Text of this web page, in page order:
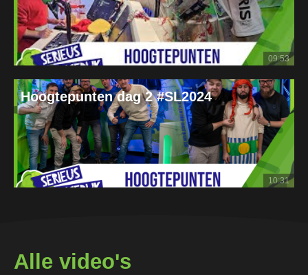
09:53
Hoogtepunten dag 2 #SL2024
10:31
Alle video's